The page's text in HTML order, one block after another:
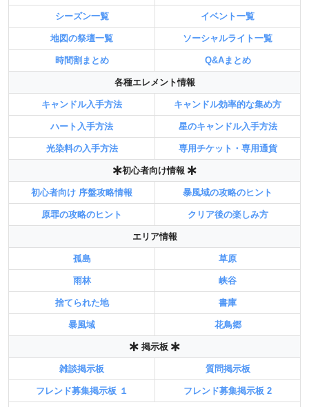
シーズン一覧 イベント一覧
地図の祭壇一覧 ソーシャルライト一覧
時間割まとめ Q&Aまとめ
各種エレメント情報
キャンドル入手方法 キャンドル効率的な集め方
ハート入手方法 星のキャンドル入手方法
光染料の入手方法 専用チケット・専用通貨
初心者向け情報
初心者向け 序盤攻略情報 暴風域の攻略のヒント
原罪の攻略のヒント クリア後の楽しみ方
エリア情報
孤島 草原
雨林 峡谷
捨てられた地 書庫
暴風域 花鳥郷
掲示板
雑談掲示板 質問掲示板
フレンド募集掲示板 １ フレンド募集掲示板 2